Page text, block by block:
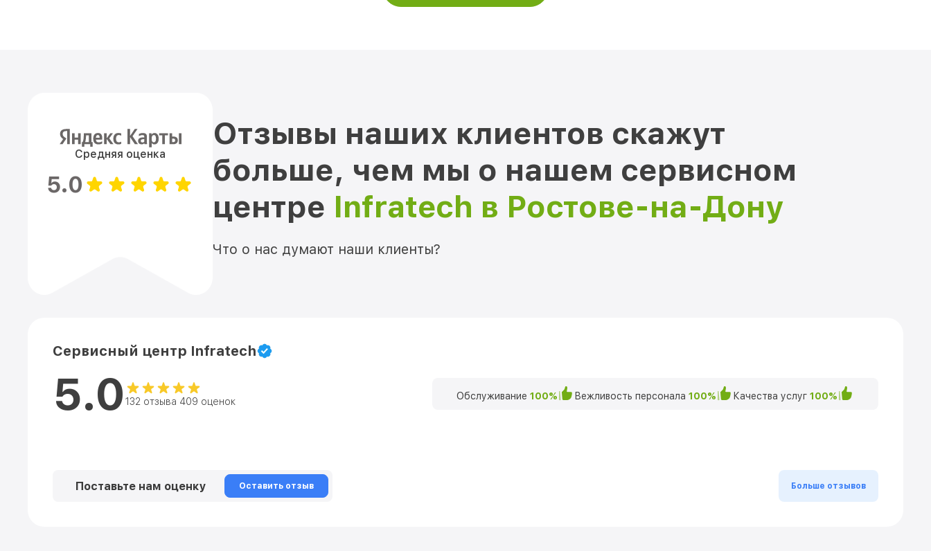
Средняя оценка
5.0
Отзывы наших клиентов скажут
больше, чем мы о нашем сервисном
центре Infratech в Ростове-на-Дону
Что о нас думают наши клиенты?
Сервисный центр Infratech
5.0 132 отзыва 409 оценок Обслуживание 100% Вежливость персонала 100% Качества услуг 100%
Поставьте нам оценку Оставить отзыв Больше отзывов